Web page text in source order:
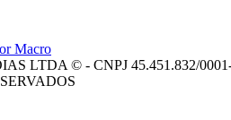
Macro
LTDA © - CNPJ 45.451.832/